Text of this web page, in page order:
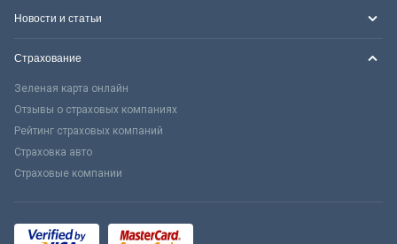
Новости и статьи
Страхование
Зеленая карта онлайн
Отзывы о страховых компаниях
Рейтинг страховых компаний
Страховка авто
Страховые компании